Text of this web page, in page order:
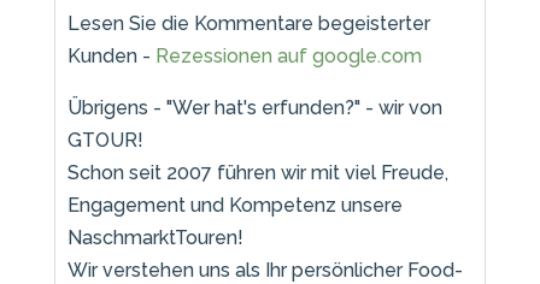
Lesen Sie die Kommentare begeisterter
Kunden - Rezessionen auf google.com
Übrigens - "Wer hat's erfunden?" - wir von
GTOUR!
Schon seit 2007 führen wir mit viel Freude,
Engagement und Kompetenz unsere
NaschmarktTouren!
Wir verstehen uns als Ihr persönlicher Food-